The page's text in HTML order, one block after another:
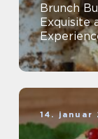
Brunch
Exquisite
14. januar